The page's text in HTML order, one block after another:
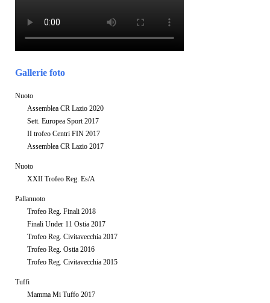
Gallerie foto
Nuoto
Assemblea CR Lazio 2020
Sett. Europea Sport 2017
II trofeo Centri FIN 2017
Assemblea CR Lazio 2017
Nuoto
XXII Trofeo Reg. Es/A
Pallanuoto
Trofeo Reg. Finali 2018
Finali Under 11 Ostia 2017
Trofeo Reg. Civitavecchia 2017
Trofeo Reg. Ostia 2016
Trofeo Reg. Civitavecchia 2015
Tuffi
Mamma Mi Tuffo 2017